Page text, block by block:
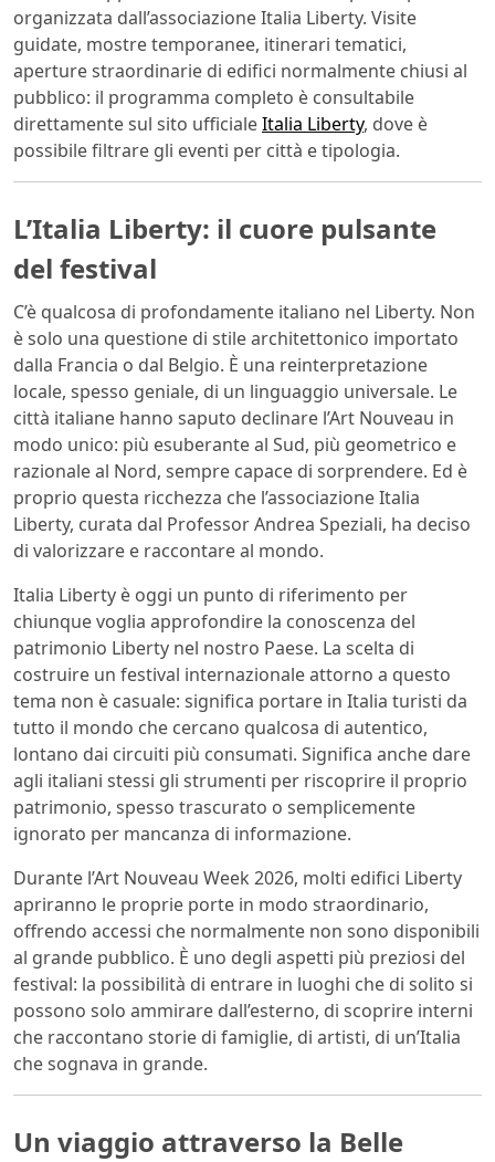
organizzata dall’associazione Italia Liberty. Visite
guidate, mostre temporanee, itinerari tematici,
aperture straordinarie di edifici normalmente chiusi al
pubblico: il programma completo è consultabile
direttamente sul sito ufficialeItalia Liberty, dove è
possibile filtrare gli eventi per città e tipologia.
L’Italia Liberty: il cuore pulsante
del festival
C’è qualcosa di profondamente italiano nel Liberty. Non
è solo una questione di stile architettonico importato
dalla Francia o dal Belgio. È una reinterpretazione
locale, spesso geniale, di un linguaggio universale. Le
città italiane hanno saputo declinare l’Art Nouveau in
modo unico: più esuberante al Sud, più geometrico e
razionale al Nord, sempre capace di sorprendere. Ed è
proprio questa ricchezza che l’associazione Italia
Liberty, curata dal Professor Andrea Speziali, ha deciso
di valorizzare e raccontare al mondo.
Italia Liberty è oggi un punto di riferimento per
chiunque voglia approfondire la conoscenza del
patrimonio Liberty nel nostro Paese. La scelta di
costruire un festival internazionale attorno a questo
tema non è casuale: significa portare in Italia turisti da
tutto il mondo che cercano qualcosa di autentico,
lontano dai circuiti più consumati. Significa anche dare
agli italiani stessi gli strumenti per riscoprire il proprio
patrimonio, spesso trascurato o semplicemente
ignorato per mancanza di informazione.
Durante l’Art Nouveau Week 2026, molti edifici Liberty
apriranno le proprie porte in modo straordinario,
offrendo accessi che normalmente non sono disponibili
al grande pubblico. È uno degli aspetti più preziosi del
festival: la possibilità di entrare in luoghi che di solito si
possono solo ammirare dall’esterno, di scoprire interni
che raccontano storie di famiglie, di artisti, di un’Italia
che sognava in grande.
Un viaggio attraverso la Belle